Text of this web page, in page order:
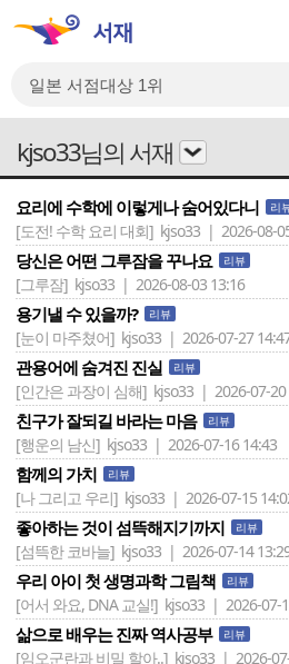
kjso33님의 서재
요리에 수학에 이렇게나 숨어있다니 리
[도전! 수학 요리 대회] kjso33 | 2026-08-
당신은 어떤 그루잠을 꾸나요 리뷰
[그루잠] kjso33 | 2026-08-03 13:16
용기낼 수 있을까? 리뷰
[눈이 마주쳤어] kjso33 | 2026-07-27
관용어에 숨겨진 진실 리뷰
[인간은 과장이 심해] kjso33 | 2026-07-20
친구가 잘되길 바라는 마음 리뷰
[행운의 남신] kjso33 | 2026-07-16 14:43
함께의 가치 리뷰
[나 그리고 우리] kjso33 | 2026-07-15
좋아하는 것이 섬뜩해지기까지 리뷰
[섬뜩한 코바늘] kjso33 | 2026-07-14
우리 아이 첫 생명과학 그림책 리뷰
[어서 와요, DNA 교실!] kjso33 | 2026-07-
삶으로 배우는 진짜 역사공부 리뷰
[임오군란과 비밀 할아..] kjso33 | 2026-